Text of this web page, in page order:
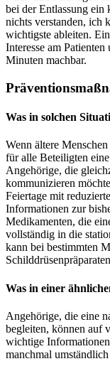
bei der Entlassung ein
nichts verstanden, ich
wichtigste ableiten.
Interesse am
Minuten machbar.
Was in solchen
Wenn ältere
für alle Beteiligten
Angehörige, die
kommunizieren
Feiertage mit
Informationen zur
Medikamenten, die
vollständig in die
kann bei bestimmten
Was in einer
Angehörige, die eine
begleiten, können auf
wichtige
manchmal